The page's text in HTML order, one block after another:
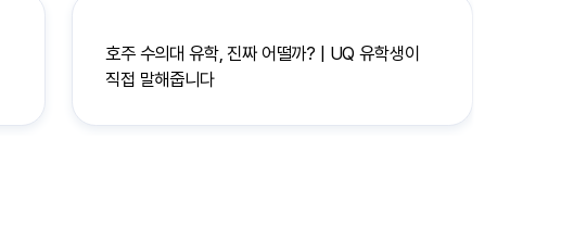
호주 수의대 유학, 진짜 어떨까? | UQ 유학생이
직접 말해줍니다